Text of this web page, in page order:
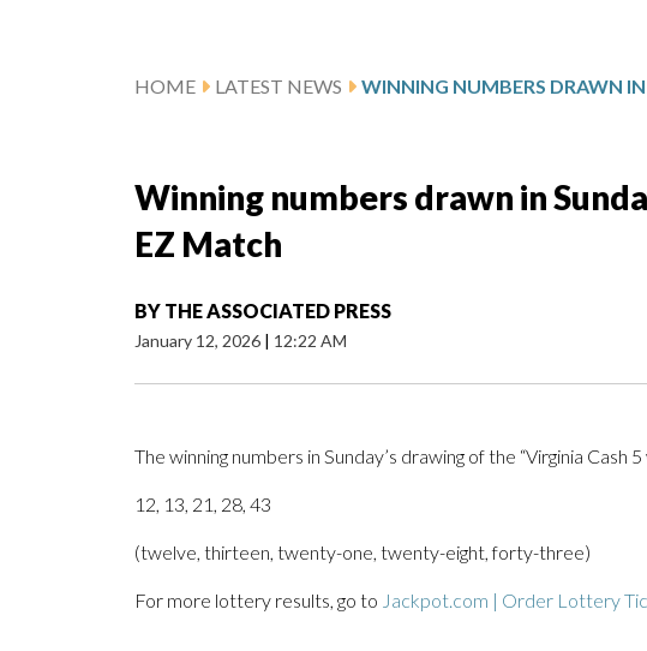
HOME LATEST NEWS
Winning numbers drawn in
EZ Match
BY THE ASSOCIATED PRESS
January 12, 2026 | 12:22 AM
The winning numbers in Sunday’s drawing of the “Virginia Cash
12, 13, 21, 28, 43
(twelve, thirteen, twenty-one, twenty-eight, forty-three)
For more lottery results, go to Jackpot.com | Order Lottery